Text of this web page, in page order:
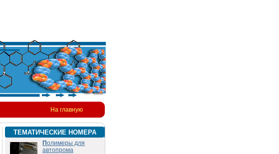
На главную
ТЕМАТИЧЕСКИЕ НОМЕРА
Полимеры для
автопрома